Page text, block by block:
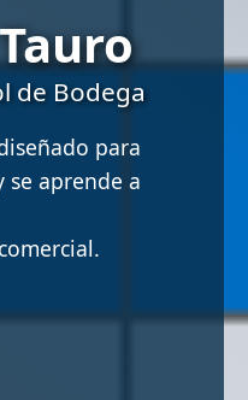
de Bodega
para
se aprende a